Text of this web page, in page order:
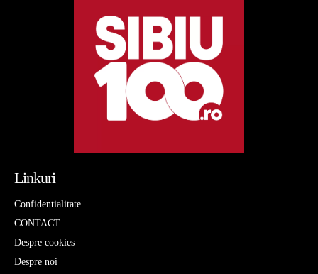
Linkuri
Confidentialitate
CONTACT
Despre cookies
Despre noi